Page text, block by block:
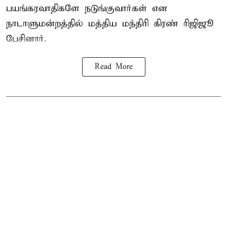
பயங்கரவாதிகளே நடுங்குவார்கள் என
நாடாளுமன்றத்தில் மத்திய மந்திரி கிரண் ரிஜிஜூ
பேசினார்.
Read More